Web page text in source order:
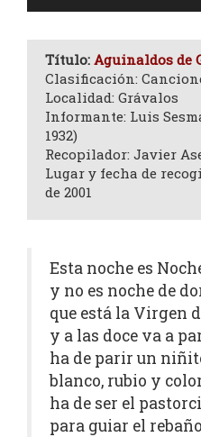
Título: Aguinaldos de
Clasificación:
Localidad: Grávalos
Informante: Luis
1932)
Recopilador: Javier
Lugar y fecha de
de 2001
Esta noche es
y no es noche de
que está la Virgen
y a las doce va a
ha de parir un
blanco, rubio y
ha de ser el
para guiar el